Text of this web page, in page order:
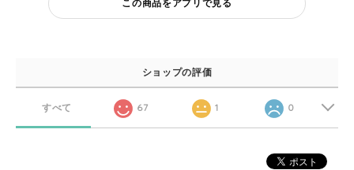
この商品をアプリで見る
ショップの評価
すべて 67 1 0